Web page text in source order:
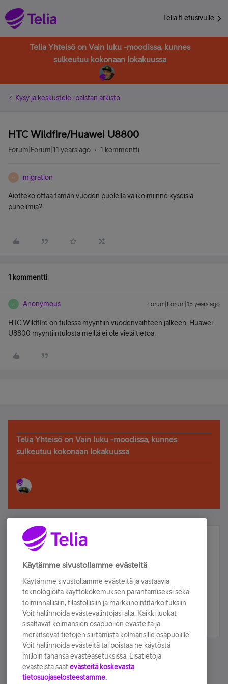
Telia.fi etusivulle
Telia Yhteisö on Vain luku -moodissa, kunnes
sulkeutuu kokonaan lokakuussa
Kysy ja keskustele -palstan arkisto
HTC Wildfire/Huawei U8800
Forum|Forum|11 years ago 1 kommentti
M migration
Aiotteko ottaa tämän vuoden puolella valikoimiinne kyseisiä
puhelimia?
1 kommentti
A Anonymous Forum|Forum|15 years ago
HTC Wildfire on tulossa myyntiin vuodenvaihteen jälkeen. Huawei
U8800 myyntiintulosta meillä ei ole vielä tietoa.
Telia Yhteisö on Vain luku -moodissa, kunnes
sulkeutuu kokonaan lokakuussa
Älä jää paitsi – osallistu ja voita!
Tilaa Telian uutiskirje ja olet mukana arvonnassa.
sähköpostiisi.
Tilaa nyt
Käytämme sivustollamme evästeitä
Käytämme sivustollamme evästeitä ja vastaavia
teknologioita käyttökokemuksen parantamiseksi sekä
toiminnallisiin, tilastollisiin ja markkinointitarkoituksiin.
Voit hallinnoida evästevalintojasi alla. Kaikki luokat
sisältävät kolmansien osapuolien evästeitä ja
merkitsevät tietojen siirtämistä kolmansille osapuolille.
Voit hallinnoida evästeitä tai poistaa ne käytöstä
milloin tahansa evästeasetuksissa. Lisätietoja
evästeistä saat evästeitä koskevasta
tietosuojaselosteestamme.